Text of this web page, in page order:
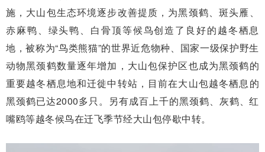
施，大山包生态环境逐步改善提质，为黑颈鹤、斑头雁、
赤麻鸭、绿头鸭、白骨顶等候鸟创造了良好的越冬栖息
地，被称为“鸟类熊猫”的世界近危物种、国家一级保护野生
动物黑颈鹤数量逐年增加，大山包保护区也成为黑颈鹤的
重要越冬栖息地和迁徙中转站，目前在大山包越冬栖息的
黑颈鹤已达2000多只。另有成百上千的黑颈鹤、灰鹤、红
嘴鸥等越冬候鸟在迁飞季节经大山包停歇中转。